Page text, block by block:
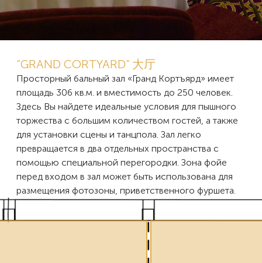
“GRAND CORTYARD” 大厅
Просторный бальный зал «Гранд Кортъярд» имеет
площадь 306 кв.м. и вместимость до 250 человек.
Здесь Вы найдете идеальные условия для пышного
торжества с большим количеством гостей, а также
для установки сцены и танцпола. Зал легко
превращается в два отдельных пространства с
помощью специальной перегородки. Зона фойе
перед входом в зал может быть использована для
размещения фотозоны, приветственного фуршета.